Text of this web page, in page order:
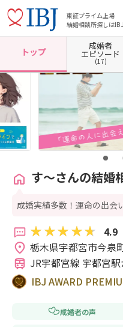
東証プライム上場
結婚相談所探しはIBJ
ホーム 栃木県の結婚相談所 栃木県
トップ
成婚者
エピソード
(17)
す～さんの結婚
成婚実績多数！運命の出会
4.9
JR宇都宮線 宇都宮
IBJ AWARD
成婚者の声